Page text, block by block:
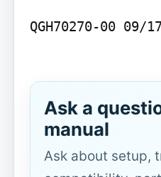
QGH70270-00 09/17
Ask a
manual
Ask about setup,